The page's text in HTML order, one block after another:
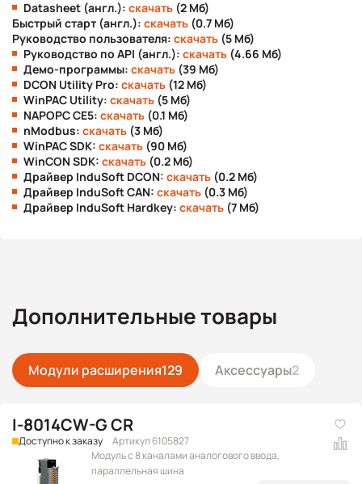
Datasheet (англ.): скачать (2 Мб)
Быстрый старт (англ.): скачать (0.7 Мб)
Руководство пользователя: скачать (5 Мб)
Руководство по API (англ.): скачать (4.66 Мб)
Демо-программы: скачать (39 Мб)
DCON Utility Pro: скачать (12 Мб)
WinPAC Utility: скачать (5 Мб)
NAPOPC CE5: скачать (0.1 Мб)
nModbus: скачать (3 Мб)
WinPAC SDK: скачать (90 Мб)
WinCON SDK: скачать (0.2 Мб)
Драйвер InduSoft DCON: скачать (0.2 Мб)
Драйвер InduSoft CAN: скачать (0.3 Мб)
Драйвер InduSoft Hardkey: скачать (7 Мб)
Дополнительные товары
Модули расширения129 Аксессуары2
I-8014CW-G CR
Доступно к заказу
Артикул 6105827
Модуль с 8 каналами аналогового ввода,
параллельная шина